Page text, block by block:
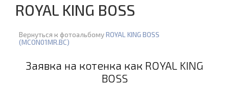
ROYAL KING BOSS
Вернуться к фотоальбомуROYAL KING BOSS
(MCON01MR.BC)
Заявка на котенка как ROYAL KING
BOSS